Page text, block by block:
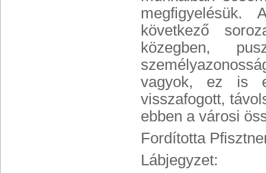
megfigyelésük.
következő
közegben,
vagyok, ez is
visszafogott,
ebben a városi
Fordította
Lábjegyzet: